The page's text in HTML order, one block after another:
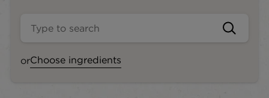
orChoose ingredients